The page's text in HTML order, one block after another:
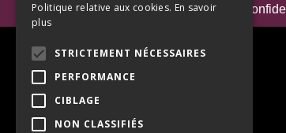
Mentions Légales Politique de
Politique relative aux cookies. En savoir
plus
STRICTEMENT NÉCESSAIRES
PERFORMANCE
CIBLAGE
NON CLASSIFIÉS